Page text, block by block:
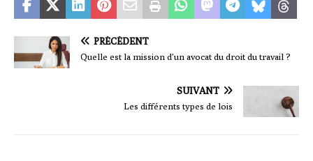
PRÉCÉDENT
Quelle est la mission d’un avocat du droit du travail ?
SUIVANT
Les différents types de lois